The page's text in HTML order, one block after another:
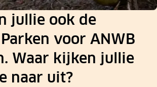
jullie ook de
voor ANWB
Waar kijken jullie
naar uit?